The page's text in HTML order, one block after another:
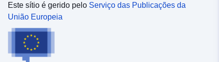
Este sítio é gerido pelo Serviço das Publicações da
União Europeia